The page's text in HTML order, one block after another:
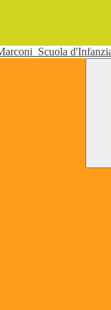
Scuola